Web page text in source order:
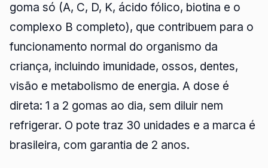
goma só (A, C, D, K, ácido fólico, biotina e o
complexo B completo), que contribuem para o
funcionamento normal do organismo da
criança, incluindo imunidade, ossos, dentes,
visão e metabolismo de energia. A dose é
direta: 1 a 2 gomas ao dia, sem diluir nem
refrigerar. O pote traz 30 unidades e a marca é
brasileira, com garantia de 2 anos.